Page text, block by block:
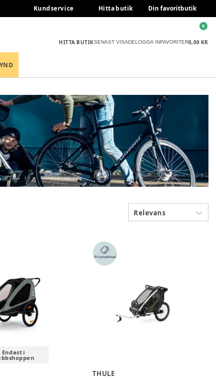
Kundservice Hitta butik Din favoritbutik
HITTA BUTIKSENAST VISADELOGGA INFAVORITER0,00 KR
0
Relevans
Endast i
THULE